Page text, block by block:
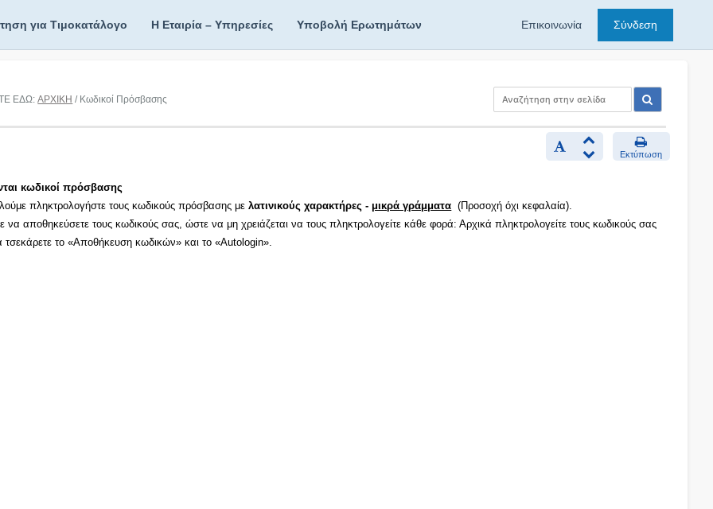
για Τιμοκατάλογο Η Εταιρία – Υπηρεσίες Υποβολή Ερωτημάτων Επικοινωνία Σύνδεση
ΕΔΩ:ΑΡΧΙΚΗ / Κωδικοί Πρόσβασης
Εκτύπωση
κωδικοί πρόσβασης
πληκτρολογήστε τους κωδικούς πρόσβασης μελατινικούς χαρακτήρες - μικρά γράμματα (Προσοχή όχι κεφαλαία).
να αποθηκεύσετε τους κωδικούς σας, ώστε να μη χρειάζεται να τους πληκτρολογείτε κάθε φορά: Αρχικά πληκτρολογείτε τους κωδικούς σας
τσεκάρετε το «Αποθήκευση κωδικών» και το «Autologin».